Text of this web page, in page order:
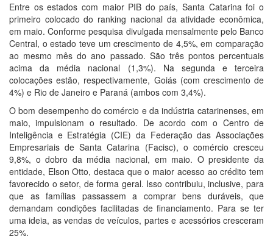
Entre os estados com maior PIB do país, Santa Catarina foi o
primeiro colocado do ranking nacional da atividade econômica,
em maio. Conforme pesquisa divulgada mensalmente pelo Banco
Central, o estado teve um crescimento de 4,5%, em comparação
ao mesmo mês do ano passado. São três pontos percentuais
acima da média nacional (1,3%). Na segunda e terceira
colocações estão, respectivamente, Goiás (com crescimento de
4%) e Rio de Janeiro e Paraná (ambos com 3,4%).
O bom desempenho do comércio e da indústria catarinenses, em
maio, impulsionam o resultado. De acordo com o Centro de
Inteligência e Estratégia (CIE) da Federação das Associações
Empresariais de Santa Catarina (Facisc), o comércio cresceu
9,8%, o dobro da média nacional, em maio. O presidente da
entidade, Elson Otto, destaca que o maior acesso ao crédito tem
favorecido o setor, de forma geral. Isso contribuiu, inclusive, para
que as famílias passassem a comprar bens duráveis, que
demandam condições facilitadas de financiamento. Para se ter
uma ideia, as vendas de veículos, partes e acessórios cresceram
25%.